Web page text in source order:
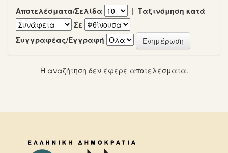
Αποτελέσματα/Σελίδα | Ταξινόμηση κατά
Σε
Συγγραφέας/Εγγραφή
Η αναζήτηση δεν έφερε αποτελέσματα.